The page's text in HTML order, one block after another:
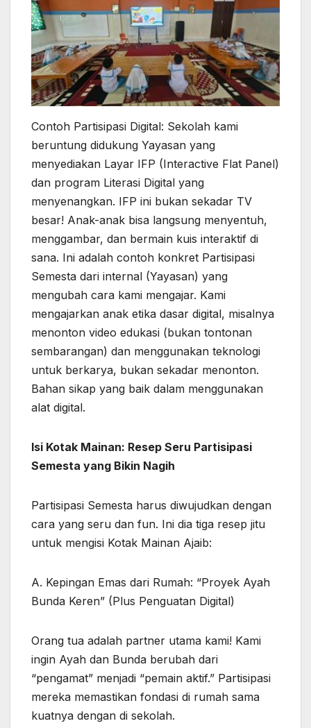
Contoh Partisipasi Digital: Sekolah kami
beruntung didukung Yayasan yang
menyediakan Layar IFP (Interactive Flat Panel)
dan program Literasi Digital yang
menyenangkan. IFP ini bukan sekadar TV
besar! Anak-anak bisa langsung menyentuh,
menggambar, dan bermain kuis interaktif di
sana. Ini adalah contoh konkret Partisipasi
Semesta dari internal (Yayasan) yang
mengubah cara kami mengajar. Kami
mengajarkan anak etika dasar digital, misalnya
menonton video edukasi (bukan tontonan
sembarangan) dan menggunakan teknologi
untuk berkarya, bukan sekadar menonton.
Bahan sikap yang baik dalam menggunakan
alat digital.
Isi Kotak Mainan: Resep Seru Partisipasi
Semesta yang Bikin Nagih
Partisipasi Semesta harus diwujudkan dengan
cara yang seru dan fun. Ini dia tiga resep jitu
untuk mengisi Kotak Mainan Ajaib:
A. Kepingan Emas dari Rumah: “Proyek Ayah
Bunda Keren” (Plus Penguatan Digital)
Orang tua adalah partner utama kami! Kami
ingin Ayah dan Bunda berubah dari
“pengamat” menjadi “pemain aktif.” Partisipasi
mereka memastikan fondasi di rumah sama
kuatnya dengan di sekolah.